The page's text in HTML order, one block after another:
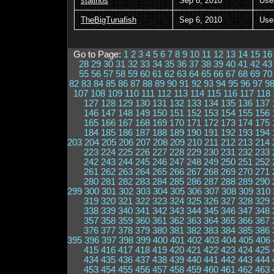
TheBigTunafish Sep 6, 2010
Go to Page: 1 2 3 4 5 6 7 8 9 10 11 12 13 14 15 16
28 29 30 31 32 33 34 35 36 37 38 39 40 41 42 43
55 56 57 58 59 60 61 62 63 64 65 66 67 68 69 70
82 83 84 85 86 87 88 89 90 91 92 93 94 95 96 97 98
107 108 109 110 111 112 113 114 115 116 117 118
127 128 129 130 131 132 133 134 135 136 137
146 147 148 149 150 151 152 153 154 155 156
165 166 167 168 169 170 171 172 173 174 175
184 185 186 187 188 189 190 191 192 193 194
203 204 205 206 207 208 209 210 211 212 213 214
223 224 225 226 227 228 229 230 231 232 233
242 243 244 245 246 247 248 249 250 251 252
261 262 263 264 265 266 267 268 269 270 271
280 281 282 283 284 285 286 287 288 289 290
299 300 301 302 303 304 305 306 307 308 309 310
319 320 321 322 323 324 325 326 327 328 329
338 339 340 341 342 343 344 345 346 347 348
357 358 359 360 361 362 363 364 365 366 367
376 377 378 379 380 381 382 383 384 385 386
395 396 397 398 399 400 401 402 403 404 405 406
415 416 417 418 419 420 421 422 423 424 425
434 435 436 437 438 439 440 441 442 443 444
453 454 455 456 457 458 459 460 461 462 463